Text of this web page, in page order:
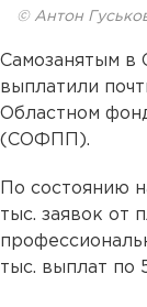
© Антон
Самозанятым в
выплатили
Областном
(СОФПП).
По состоянию
тыс. заявок от
тыс. выплат по